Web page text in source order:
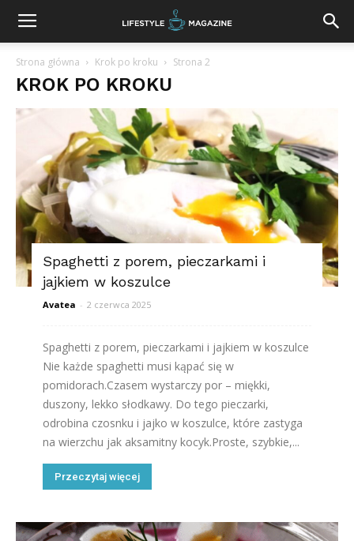
Strona główna Krok po kroku Strona 2
KROK PO KROKU
Spaghetti z porem, pieczarkami i
jajkiem w koszulce
Avatea - 2 czerwca 2025
Spaghetti z porem, pieczarkami i jajkiem w koszulce
Nie każde spaghetti musi kąpać się w
pomidorach.Czasem wystarczy por – miękki,
duszony, lekko słodkawy. Do tego pieczarki,
odrobina czosnku i jajko w koszulce, które zastyga
na wierzchu jak aksamitny kocyk.Proste, szybkie,...
Przeczytaj więcej